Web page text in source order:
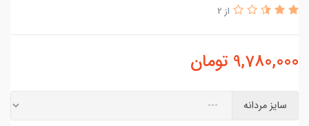
از 2
9,780,000 تومان
سایز مردانه